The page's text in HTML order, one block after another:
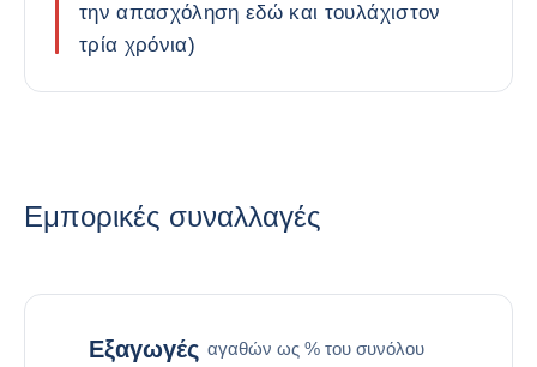
την απασχόληση εδώ και τουλάχιστον
τρία χρόνια)
Εμπορικές συναλλαγές
Εξαγωγές αγαθών ως % του συνόλου